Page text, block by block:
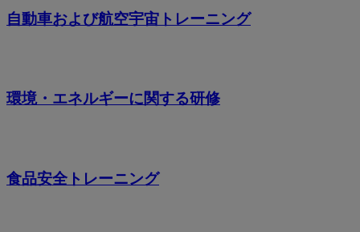
自動車および航空宇宙トレーニング
環境・エネルギーに関する研修
食品安全トレーニング